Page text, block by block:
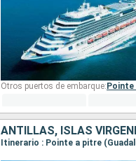
Otros puertos de embarque: Pointe
ANTILLAS, ISLAS